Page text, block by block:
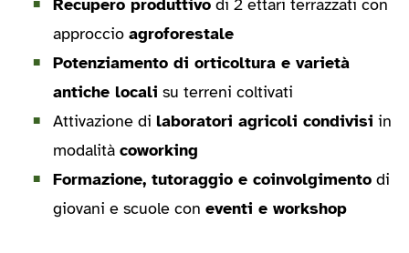
Recupero produttivo di 2 ettari terrazzati con
approccio agroforestale
Potenziamento di orticoltura e varietà
antiche locali su terreni coltivati
Attivazione di laboratori agricoli condivisi in
modalità coworking
Formazione, tutoraggio e coinvolgimento di
giovani e scuole con eventi e workshop